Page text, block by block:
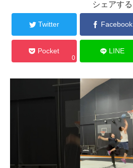
シェアする
Twitter Facebook
Pocket
0
LINE